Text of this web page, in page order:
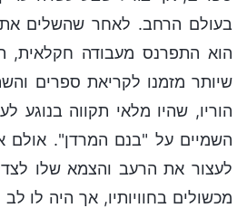
בעולם הרחב. לאחר שהשלים את
הוא התפרנס מעבודה חקלאית,
שיותר מזמנו לקריאת ספרים
הוריו, שהיו מלאי תקווה בנוגע
השמיים על "בנם המרדן". אולם
לעצור את הרעב והצמא שלו
מכשולים בחוויותיו, אך היה לו